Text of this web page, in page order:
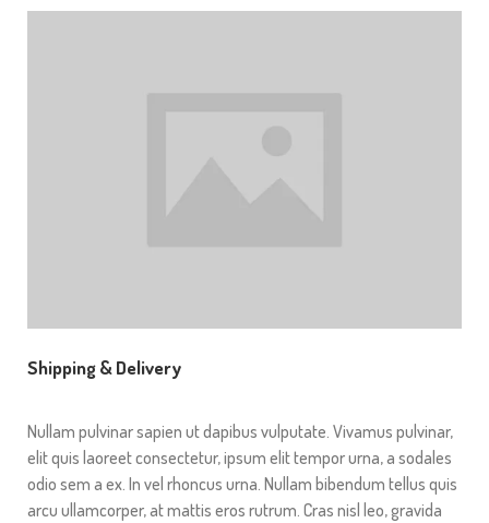
Shipping & Delivery
Nullam pulvinar sapien ut dapibus vulputate. Vivamus pulvinar,
elit quis laoreet consectetur, ipsum elit tempor urna, a sodales
odio sem a ex. In vel rhoncus urna. Nullam bibendum tellus quis
arcu ullamcorper, at mattis eros rutrum. Cras nisl leo, gravida